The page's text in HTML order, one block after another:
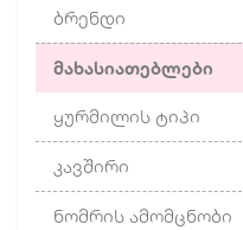
ბრენდი
მახასიათებლები
ყურმილის ტიპი
კავშირი
ნომრის ამომცნობი